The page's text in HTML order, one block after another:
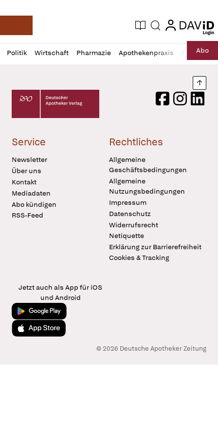
Deutsche Apotheker Zeitung
Aktuelle Ausgabe
Suche login
login
Politik Wirtschaft Pharmazie Apothekenpraxis RechtAbo
Profil
öffnen
Daz
Pur
Deutscher Apotheker Verlag Logo
FacebookInstagram
Service
Newsletter
Über uns
Kontakt
Mediadaten
Abo kündigen
RSS-Feed
Rechtliches
Allgemeine
Geschäftsbedingungen
Allgemeine
Nutzungsbedingungen
Impressum
Datenschutz
Widerrufsrecht
Netiquette
Erklärung zur Barrierefreiheit
Cookies & Tracking
Jetzt auch als App für iOS
und Android
Jetzt bei Google Play
Laden im App Store
© 2026 Deutsche Apotheker Zeitung